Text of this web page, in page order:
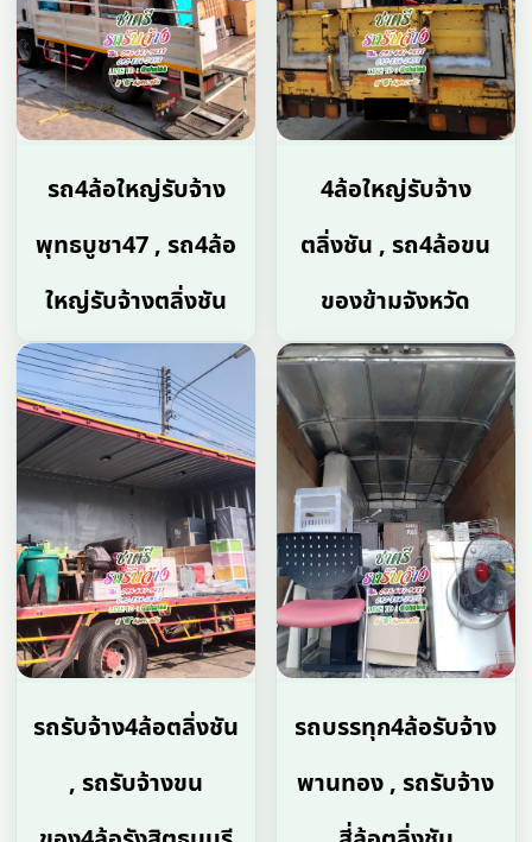
รถ4ล้อใหญ่รับจ้าง
พุทธบูชา47 , รถ4ล้อ
ใหญ่รับจ้างตลิ่งชัน
4ล้อใหญ่รับจ้าง
ตลิ่งชัน , รถ4ล้อขน
ของข้ามจังหวัด
รถรับจ้าง4ล้อตลิ่งชัน
, รถรับจ้างขน
รถบรรทุก4ล้อรับจ้าง
พานทอง , รถรับจ้าง